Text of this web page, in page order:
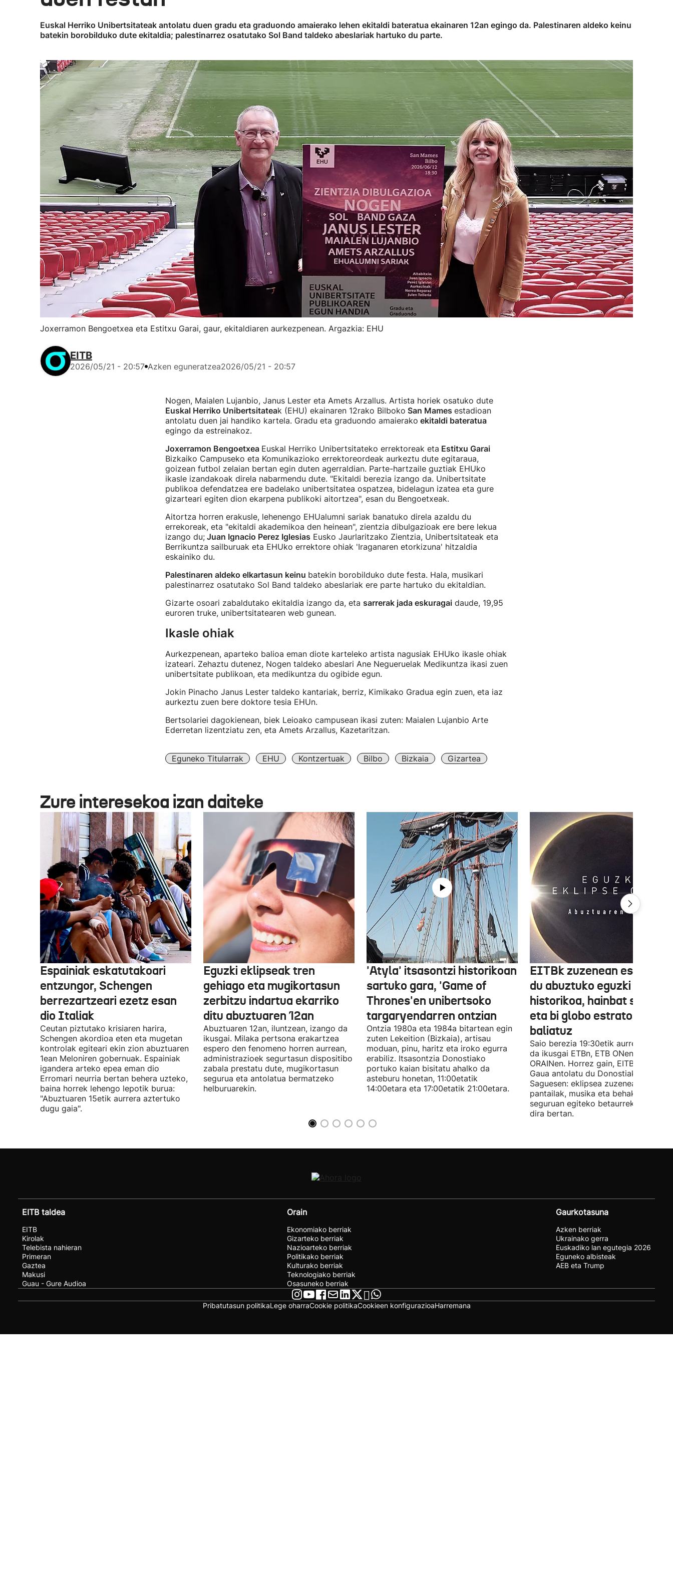
Euskal Herriko Unibertsitateak antolatu duen gradu eta graduondo amaierako lehen ekitaldi bateratua ekainaren 12an egingo da. Palestinaren aldeko keinu
batekin borobilduko dute ekitaldia; palestinarrez osatutako Sol Band taldeko abeslariak hartuko du parte.
Joxerramon Bengoetxea eta Estitxu Garai, gaur, ekitaldiaren aurkezpenean. Argazkia: EHU
EITB
2026/05/21 - 20:57 Azken eguneratzea2026/05/21 - 20:57
Nogen, Maialen Lujanbio, Janus Lester eta Amets Arzallus. Artista horiek osatuko dute
Euskal Herriko Unibertsitateak (EHU) ekainaren 12rako Bilboko San Mames estadioan
antolatu duen jai handiko kartela. Gradu eta graduondo amaierako ekitaldi bateratua
egingo da estreinakoz.
Joxerramon Bengoetxea Euskal Herriko Unibertsitateko errektoreak eta Estitxu Garai
Bizkaiko Campuseko eta Komunikazioko errektoreordeak aurkeztu dute egitaraua,
goizean futbol zelaian bertan egin duten agerraldian. Parte-hartzaile guztiak EHUko
ikasle izandakoak direla nabarmendu dute. "Ekitaldi berezia izango da. Unibertsitate
publikoa defendatzea ere badelako unibertsitatea ospatzea, bidelagun izatea eta gure
gizarteari egiten dion ekarpena publikoki aitortzea", esan du Bengoetxeak.
Aitortza horren erakusle, lehenengo EHUalumni sariak banatuko direla azaldu du
errekoreak, eta "ekitaldi akademikoa den heinean", zientzia dibulgazioak ere bere lekua
izango du;Juan Ignacio Perez Iglesias Eusko Jaurlaritzako Zientzia, Unibertsitateak eta
Berrikuntza sailburuak eta EHUko errektore ohiak 'Iraganaren etorkizuna' hitzaldia
eskainiko du.
Palestinaren aldeko elkartasun keinu batekin borobilduko dute festa. Hala, musikari
palestinarrez osatutako Sol Band taldeko abeslariak ere parte hartuko du ekitaldian.
Gizarte osoari zabaldutako ekitaldia izango da, eta sarrerak jada eskuragaidaude, 19,95
euroren truke, unibertsitatearen web gunean.
Ikasle ohiak
Aurkezpenean, aparteko balioa eman diote karteleko artista nagusiak EHUko ikasle ohiak
izateari. Zehaztu dutenez, Nogen taldeko abeslari Ane Negueruelak Medikuntza ikasi zuen
unibertsitate publikoan, eta medikuntza du ogibide egun.
Jokin Pinacho Janus Lester taldeko kantariak, berriz, Kimikako Gradua egin zuen, eta iaz
aurkeztu zuen bere doktore tesia EHUn.
Bertsolariei dagokienean, biek Leioako campusean ikasi zuten: Maialen Lujanbio Arte
Ederretan lizentziatu zen, eta Amets Arzallus, Kazetaritzan.
Eguneko Titularrak EHU Kontzertuak Bilbo Bizkaia Gizartea
Zure interesekoa izan daiteke
Espainiak eskatutakoari
entzungor, Schengen
berrezartzeari ezetz esan
dio Italiak
Ceutan piztutako krisiaren harira,
Schengen akordioa eten eta mugetan
kontrolak egiteari ekin zion abuztuaren
1ean Meloniren gobernuak. Espainiak
igandera arteko epea eman dio
Erromari neurria bertan behera uzteko,
baina horrek lehengo lepotik burua:
"Abuztuaren 15etik aurrera aztertuko
dugu gaia".
Eguzki eklipseak tren
gehiago eta mugikortasun
zerbitzu indartua ekarriko
ditu abuztuaren 12an
Abuztuaren 12an, iluntzean, izango da
ikusgai. Milaka pertsona erakartzea
espero den fenomeno horren aurrean,
administrazioek segurtasun dispositibo
zabala prestatu dute, mugikortasun
segurua eta antolatua bermatzeko
helburuarekin.
'Atyla' itsasontzi historikoan
sartuko gara, 'Game of
Thrones'en unibertsoko
targaryendarren ontzian
Ontzia 1980a eta 1984a bitartean egin
zuten Lekeition (Bizkaia), artisau
moduan, pinu, haritz eta iroko egurra
erabiliz. Itsasontzia Donostiako
portuko kaian bisitatu ahalko da
asteburu honetan, 11:00etatik
14:00etara eta 17:00etatik 21:00etara.
EITBk zuzenean eskainiko
du abuztuko eguzki eklipse
historikoa, hainbat seinale
eta bi globo estratosferiko
baliatuz
Saio berezia 19:30etik aurrera izango
da ikusgai ETBn, ETB ONen eta
ORAINen. Horrez gain, EITBk Eklipse
Gaua antolatu du Donostiako
Saguesen: eklipsea zuzenean
pantailak, musika eta behaketa modu
seguruan egiteko betaurrekoak
dira bertan.
EITB taldea
EITB
Kirolak
Telebista nahieran
Primeran
Gaztea
Makusi
Guau - Gure Audioa
Orain
Ekonomiako berriak
Gizarteko berriak
Nazioarteko berriak
Politikako berriak
Kulturako berriak
Teknologiako berriak
Osasuneko berriak
Gaurkotasuna
Azken berriak
Ukrainako gerra
Euskadiko lan egutegia 2026
Eguneko albisteak
AEB eta Trump
Pribatutasun politikaLege oharraCookie politikaCookieen konfigurazioaHarremana